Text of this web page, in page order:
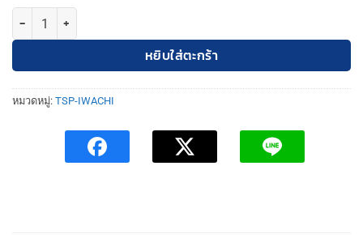
จำนวน TSP-IWC ไฟถนนโซล่าเซลล์ (ขาไฟ+รีโมท) 1000W ชิ้น
หยิบใส่ตะกร้า
หมวดหมู่: TSP-IWACHI